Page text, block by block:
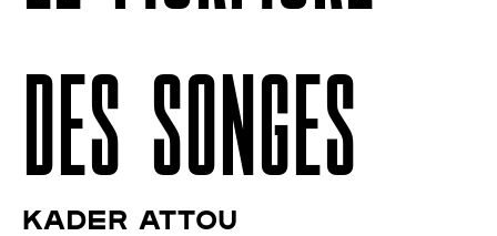
DES SONGES
Kader Attou